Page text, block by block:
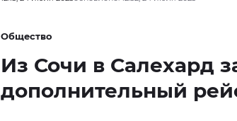
Общество
Из Сочи в Салехард
дополнительный